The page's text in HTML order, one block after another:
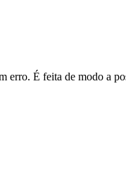
erro. É feita de modo a